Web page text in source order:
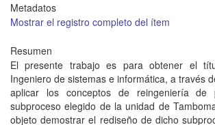
Metadatos
Mostrar el registro completo del ítem
Resumen
El presente trabajo es para obtener el
Ingeniero de sistemas e informática, a través
aplicar los conceptos de reingeniería de
subproceso elegido de la unidad de
objeto demostrar el rediseño de dicho